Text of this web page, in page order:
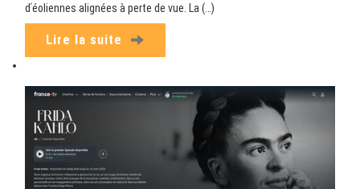
dʹéoliennes alignées à perte de vue. La (…)
Lire la suite